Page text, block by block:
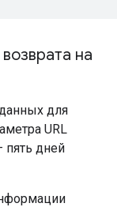
на
для
URL
пять дней